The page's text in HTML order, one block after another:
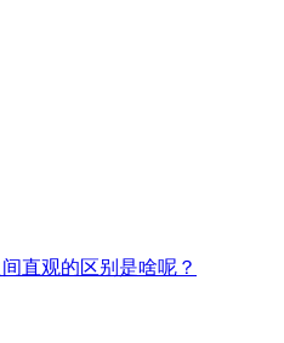
直观的区别是啥呢？